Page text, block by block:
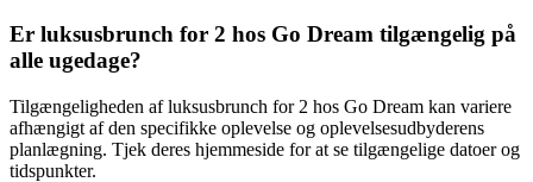
Er luksusbrunch for 2 hos Go Dream tilgængelig på
alle ugedage?
Tilgængeligheden af luksusbrunch for 2 hos Go Dream kan variere
afhængigt af den specifikke oplevelse og oplevelsesudbyderens
planlægning. Tjek deres hjemmeside for at se tilgængelige datoer og
tidspunkter.